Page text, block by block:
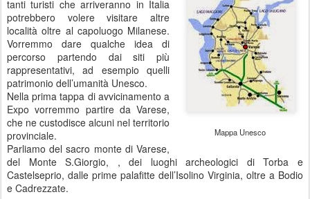
Mappa Unesco
tanti turisti che arriveranno in Italia
potrebbero volere visitare altre
località oltre al capoluogo Milanese.
Vorremmo dare qualche idea di
percorso partendo dai siti più
rappresentativi, ad esempio quelli
patrimonio dell’umanità Unesco.
Nella prima tappa di avvicinamento a
Expo vorremmo partire da Varese,
che ne custodisce alcuni nel territorio
provinciale.
Parliamo del sacro monte di Varese,
del Monte S.Giorgio, , dei luoghi archeologici di Torba e
Castelseprio, dalle prime palafitte dell’Isolino Virginia, oltre a Bodio
e Cadrezzate.